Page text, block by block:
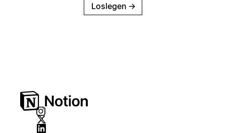
Loslegen →